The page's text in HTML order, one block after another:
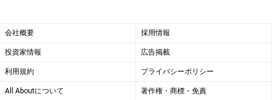
会社概要 採用情報
投資家情報 広告掲載
利用規約 プライバシーポリシー
All Aboutについて 著作権・商標・免責